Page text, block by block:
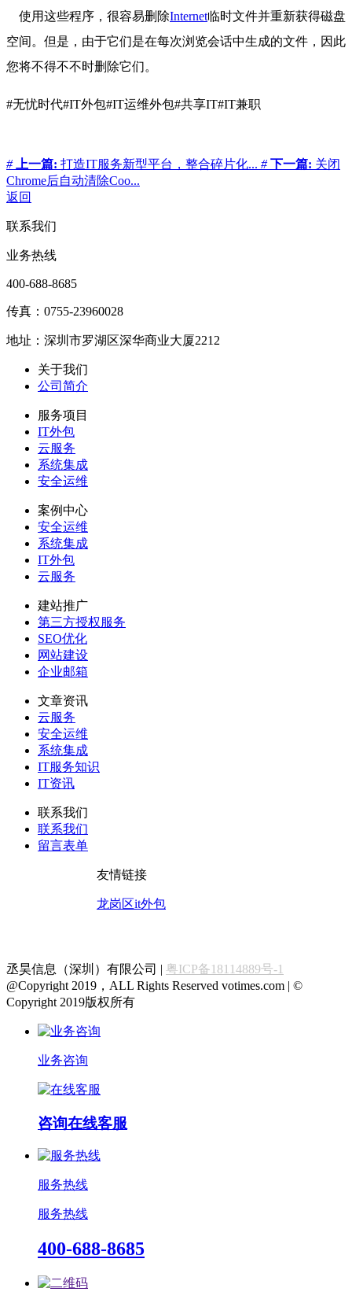
使用这些程序，很容易删除Internet临时文件并重新获得磁盘
空间。但是，由于它们是在每次浏览会话中生成的文件，因此
您将不得不不时删除它们。
#无忧时代#IT外包#IT运维外包#共享IT#IT兼职
# 上一篇: 打造IT服务新型平台，整合碎片化... # 下一篇: 关闭
Chrome后自动清除Coo...
返回
联系我们
业务热线
400-688-8685
传真：0755-23960028
地址：深圳市罗湖区深华商业大厦2212
关于我们
公司简介
服务项目
IT外包
云服务
系统集成
安全运维
案例中心
安全运维
系统集成
IT外包
云服务
建站推广
第三方授权服务
SEO优化
网站建设
企业邮箱
文章资讯
云服务
安全运维
系统集成
IT服务知识
IT资讯
联系我们
联系我们
留言表单
友情链接
龙岗区it外包
丞昊信息（深圳）有限公司 | 粤ICP备18114889号-1
@Copyright 2019，ALL Rights Reserved votimes.com | ©
Copyright 2019版权所有
业务咨询
咨询在线客服
服务热线
服务热线
400-688-8685